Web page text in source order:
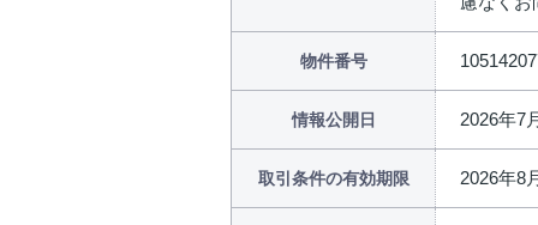
物件番号
情報公開日 2026年7
取引条件の有効期限 2026年8